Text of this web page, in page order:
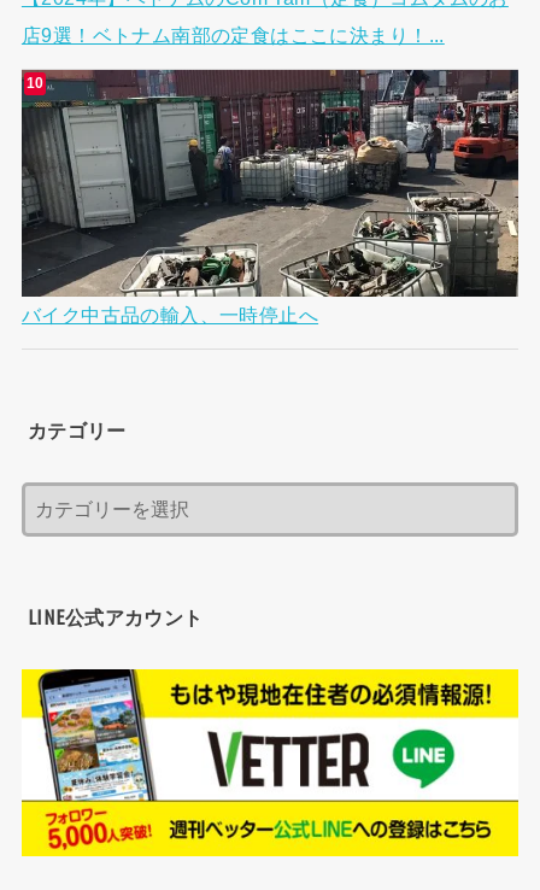
店9選！ベトナム南部の定食はここに決まり！...
バイク中古品の輸入、一時停止へ
カテゴリー
LINE公式アカウント